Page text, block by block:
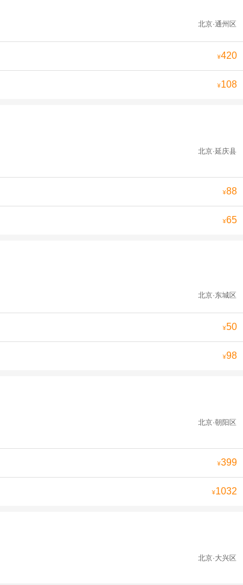
北京·通州区
¥420
¥108
北京·延庆县
¥88
¥65
北京·东城区
¥50
¥98
北京·朝阳区
¥399
¥1032
北京·大兴区